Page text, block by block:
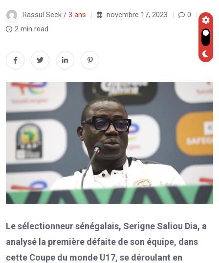
Rassul Seck / 3 ans novembre 17, 2023
0
2 min read
Le sélectionneur sénégalais, Serigne Saliou Dia, a
analysé la première défaite de son équipe, dans
cette Coupe du monde U17, se déroulant en